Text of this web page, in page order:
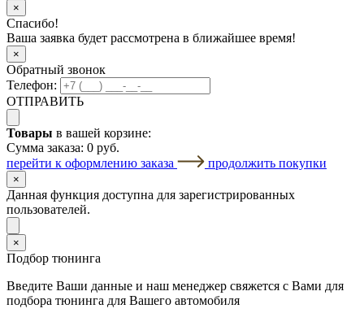
×
Спасибо!
Ваша заявка будет рассмотрена в ближайшее время!
×
Обратный звонок
Телефон:
ОТПРАВИТЬ
Товары в вашей корзине:
Сумма заказа: 0 руб.
перейти к оформлению заказа
продолжить покупки
×
Данная функция доступна для зарегистрированных
пользователей.
×
Подбор тюнинга
Введите Ваши данные и наш менеджер свяжется с Вами для
подбора тюнинга для Вашего автомобиля